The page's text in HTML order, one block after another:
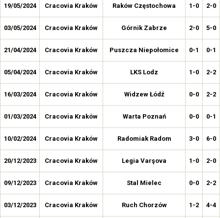
19/05/2024 Cracovia Kraków Raków Częstochowa 1-0 2-0
03/05/2024 Cracovia Kraków Górnik Zabrze 2-0 5-0
21/04/2024 Cracovia Kraków Puszcza Niepołomice 0-1 0-1
05/04/2024 Cracovia Kraków LKS Lodz 1-0 2-2
16/03/2024 Cracovia Kraków Widzew Łódź 0-0 2-2
01/03/2024 Cracovia Kraków Warta Poznań 0-0 0-1
10/02/2024 Cracovia Kraków Radomiak Radom 3-0 6-0
20/12/2023 Cracovia Kraków Legia Varşova 1-0 2-0
09/12/2023 Cracovia Kraków Stal Mielec 0-0 2-2
03/12/2023 Cracovia Kraków Ruch Chorzów 1-2 4-4